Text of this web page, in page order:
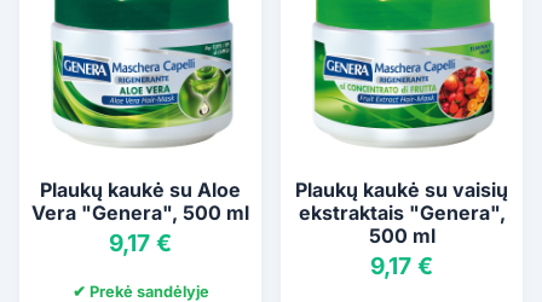
Plaukų kaukė su Aloe
Vera "Genera", 500 ml
9,17 €
✔ Prekė sandėlyje
Plaukų kaukė su vaisių
ekstraktais "Genera",
500 ml
9,17 €